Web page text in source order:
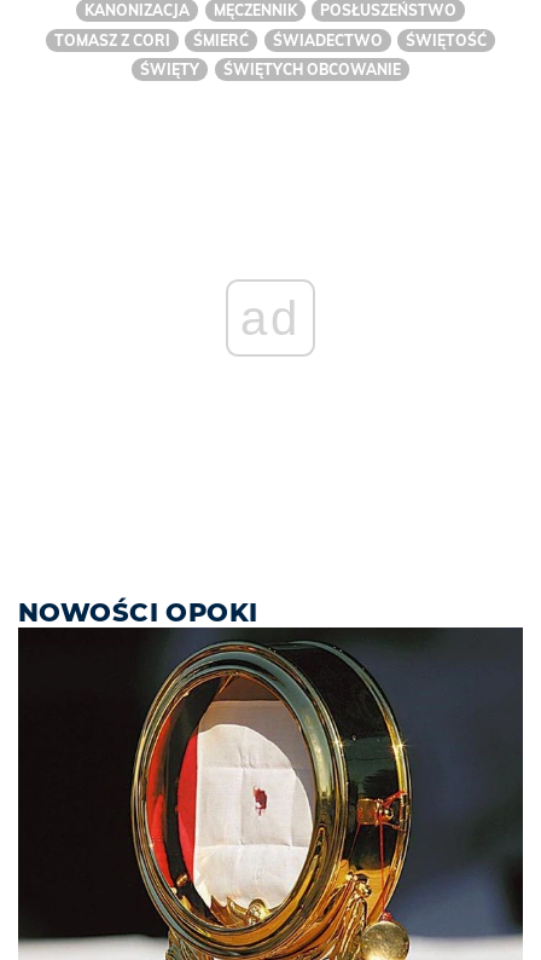
KANONIZACJA
MĘCZENNIK
POSŁUSZEŃSTWO
TOMASZ Z CORI
ŚMIERĆ ŚWIADECTWO
ŚWIĘTOŚĆ
ŚWIĘTY
ŚWIĘTYCH OBCOWANIE
ad
NOWOŚCI OPOKI